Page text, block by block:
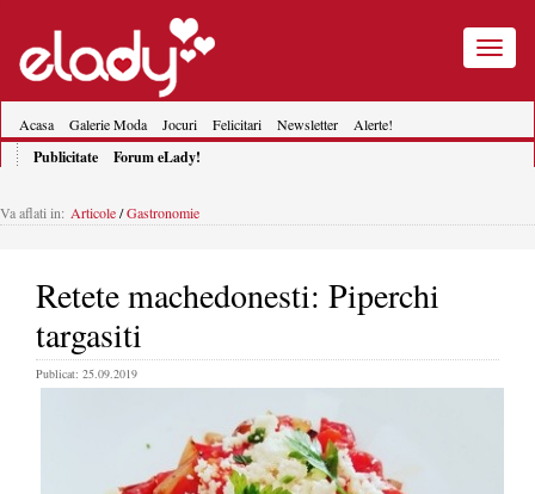
Toggle
Acasa Galerie Moda Jocuri Felicitari Newsletter Alerte!
Publicitate Forum eLady!
Va aflati in: Articole/Gastronomie
Retete machedonesti: Piperchi
targasiti
Publicat: 25.09.2019